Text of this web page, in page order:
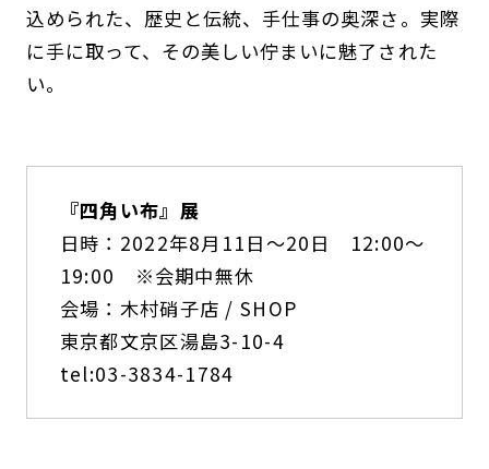
込められた、歴史と伝統、手仕事の奥深さ。実際
に手に取って、その美しい佇まいに魅了された
い。
『四角い布』展
日時：2022年8月11日～20日 12:00～
19:00 ※会期中無休
会場：木村硝子店 / SHOP
東京都文京区湯島3-10-4
tel:03-3834-1784